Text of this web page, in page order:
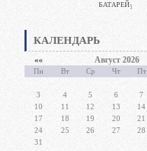
БАТАРЕЙ1
КАЛЕНДАРЬ
«« Август 2026
Пн Вт Ср Чт Пт
3
4 5 6 7
10
11 12 13 14
17
18 19 20 21
24
25 26 27 28
31